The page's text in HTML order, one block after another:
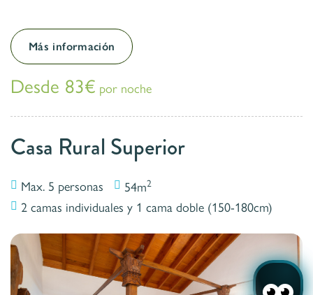
Más información
Desde 83€ por noche
Casa Rural Superior
Max. 5 personas 54m2
2 camas individuales y 1 cama doble (150-180cm)